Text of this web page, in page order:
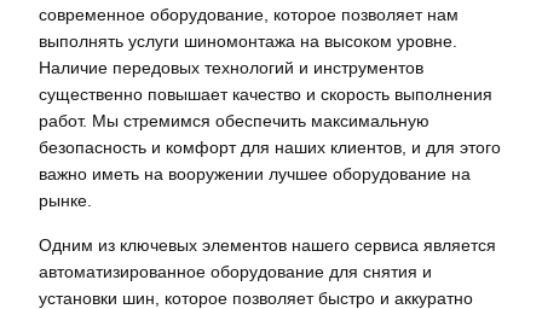
современное оборудование, которое позволяет нам
выполнять услуги шиномонтажа на высоком уровне.
Наличие передовых технологий и инструментов
существенно повышает качество и скорость выполнения
работ. Мы стремимся обеспечить максимальную
безопасность и комфорт для наших клиентов, и для этого
важно иметь на вооружении лучшее оборудование на
рынке.
Одним из ключевых элементов нашего сервиса является
автоматизированное оборудование для снятия и
установки шин, которое позволяет быстро и аккуратно